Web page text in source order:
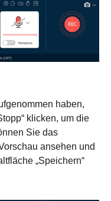
haben,
klicken, um die
Sie das
ansehen und
„Speichern“